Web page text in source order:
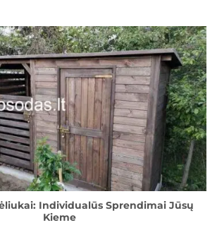
Individualūs Sprendimai Jūsų
Kieme